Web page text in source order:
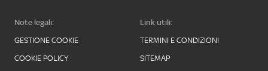
Note legali:
GESTIONE COOKIE
COOKIE POLICY
Link utili:
TERMINI E CONDIZIONI
SITEMAP